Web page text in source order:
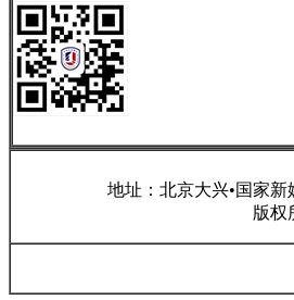
地址：北京大兴•国家
版权